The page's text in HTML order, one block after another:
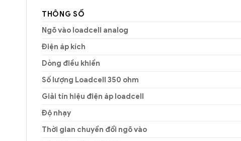
THÔNG SỐ
Ngõ vào loadcell analog
Điện áp kích
Dòng điều khiển
Số lượng Loadcell 350 ohm
Giải tín hiệu điện áp loadcell
Độ nhạy
Thời gian chuyển đổi ngõ vào